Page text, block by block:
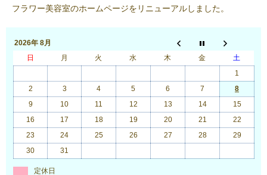
フラワー美容室のホームページをリニューアルしました。
2026年 8月
日
月 火 水 木 金
土
1
2
3 4 5 6 7
8
9
10 11 12 13 14
15
16
17 18 19 20 21
22
23
24 25 26 27 28
29
30
31
定休日